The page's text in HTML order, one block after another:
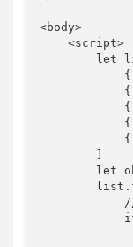
<body>
    <script>
let
        ]
let